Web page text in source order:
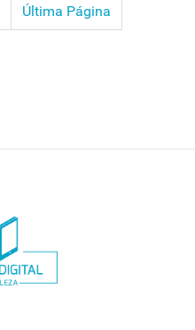
Última Página